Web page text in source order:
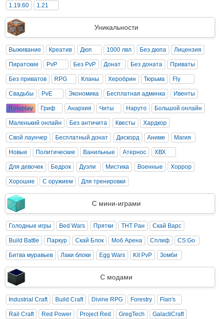
1.19.60 1.21
Уникальности
Выживание Креатив Дюп 1000 лвл Без дюпа Лицензия
Пиратские PvP Без PvP Донат Без доната Приваты
Без приватов RPG Кланы Херобрин Тюрьма Fly
Свадьбы PvE Экономика Бесплатная админка Ивенты
Roleplay Гриф Анархия Читы Наруто Большой онлайн
Маленький онлайн Без античита Квесты Хардкор
Свой лаунчер Бесплатный донат Дискорд Аниме Магия
Новые Политические Ванильные Атернос ХВХ
Для девочек Бедрок Дуэли Мистика Военные Хоррор
Хорошие С оружием Для тренировки
С мини-играми
Голодные игры Bed Wars Прятки ТНТ Ран Скай Варс
Build Battle Паркур Скай Блок Моб Арена Сплиф CS:Go
Битва муравьев Лаки блоки Egg Wars Kit PvP Зомби
С модами
Industrial Craft Build Craft Divine RPG Forestry Flan's
Rail Craft Red Power Project Red GregTech GalactiCraft